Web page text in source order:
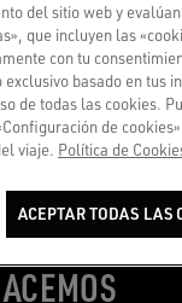
del sitio web y evalúan
que incluyen las
con tu
basado en tus
de todas las cookies.
de
viaje. Política de
ACEPTAR TODAS LAS